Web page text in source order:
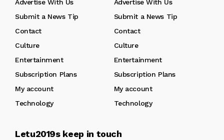
Advertise With Us
Advertise With Us
Submit a News Tip
Submit a News Tip
Contact
Contact
Culture
Culture
Entertainment
Entertainment
Subscription Plans
Subscription Plans
My account
My account
Technology
Technology
Letu2019s keep in touch